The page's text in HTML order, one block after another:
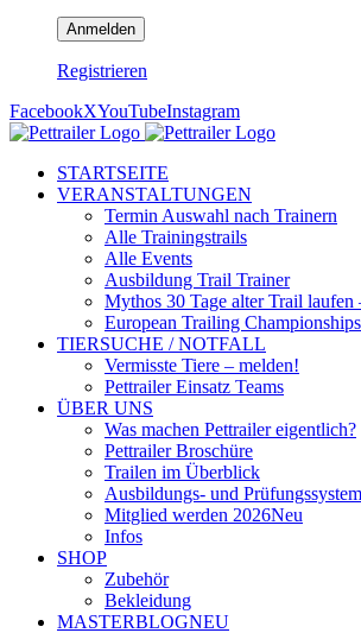
Registrieren
FacebookXYouTubeInstagram
STARTSEITE
VERANSTALTUNGEN
Termin Auswahl nach Trainern
Alle Trainingstrails
Alle Events
Ausbildung Trail Trainer
Mythos 30 Tage alter Trail laufen
European Trailing
TIERSUCHE / NOTFALL
Vermisste Tiere – melden!
Pettrailer Einsatz Teams
ÜBER UNS
Was machen Pettrailer eigentlich?
Pettrailer Broschüre
Trailen im Überblick
Ausbildungs- und Prüfungssystem
Mitglied werden 2026Neu
Infos
SHOP
Zubehör
Bekleidung
MASTERBLOGNEU